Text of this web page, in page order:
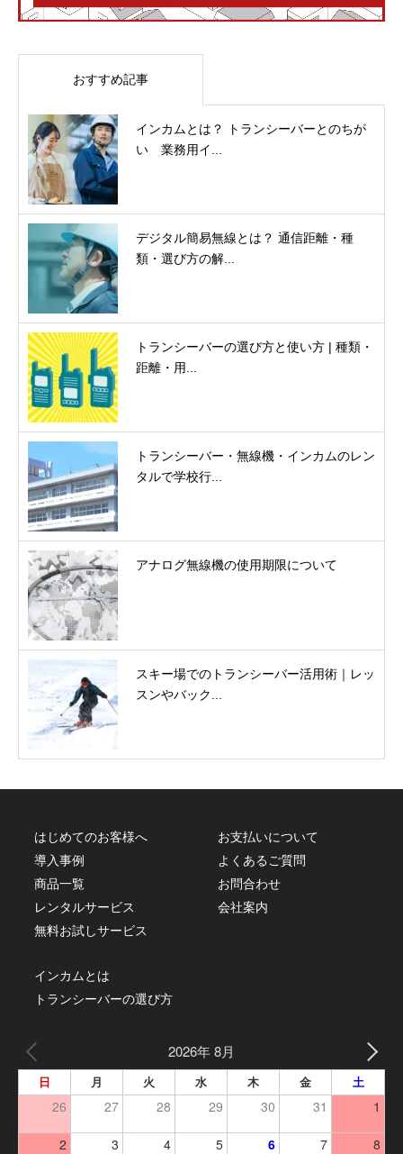
おすすめ記事
インカムとは？ トランシーバーとのちが
い 業務用イ...
デジタル簡易無線とは？ 通信距離・種
類・選び方の解...
トランシーバーの選び方と使い方 | 種類・
距離・用...
トランシーバー・無線機・インカムのレン
タルで学校行...
アナログ無線機の使用期限について
スキー場でのトランシーバー活用術｜レッ
スンやバック...
はじめてのお客様へ
導入事例
商品一覧
レンタルサービス
無料お試しサービス
お支払いについて
よくあるご質問
お問合わせ
会社案内
インカムとは
トランシーバーの選び方
2026年 8月
日 月 火 水 木 金 土
26 27 28 29 30 31 1
2 3 4 5 6 7 8